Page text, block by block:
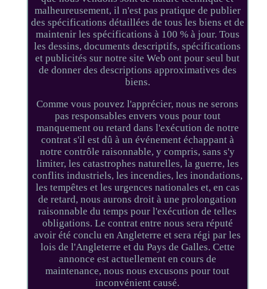
malheureusement, il n'est pas pratique de publier
des spécifications détaillées de tous les biens et de
maintenir les spécifications à 100 % à jour. Tous
les dessins, documents descriptifs, spécifications
et publicités sur notre site Web ont pour seul but
de donner des descriptions approximatives des
biens.
Comme vous pouvez l'apprécier, nous ne serons
pas responsables envers vous pour tout
manquement ou retard dans l'exécution de notre
contrat s'il est dû à un événement échappant à
notre contrôle raisonnable, y compris, sans s'y
limiter, les catastrophes naturelles, la guerre, les
conflits industriels, les incendies, les inondations,
les tempêtes et les urgences nationales et, en cas
de retard, nous aurons droit à une prolongation
raisonnable du temps pour l'exécution de telles
obligations. Le contrat entre nous sera réputé
avoir été conclu en Angleterre et sera régi par les
lois de l'Angleterre et du Pays de Galles. Cette
annonce est actuellement en cours de
maintenance, nous nous excusons pour tout
inconvénient causé.